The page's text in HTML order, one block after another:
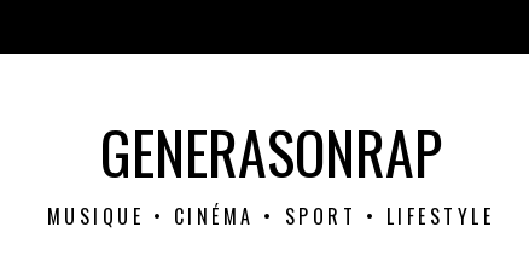
GENERASONRAP
MUSIQUE • CINÉMA • SPORT • LIFESTYLE